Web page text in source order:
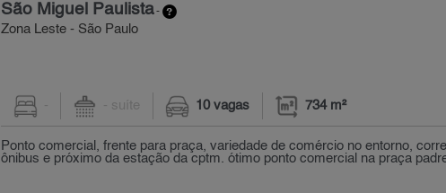
São Miguel Paulista-
Zona Leste - São Paulo
- - suíte 10 vagas 734 m²
Ponto comercial, frente para praça, variedade de comércio no entorno,
ônibus e próximo da estação da cptm. ótimo ponto comercial na praça padre